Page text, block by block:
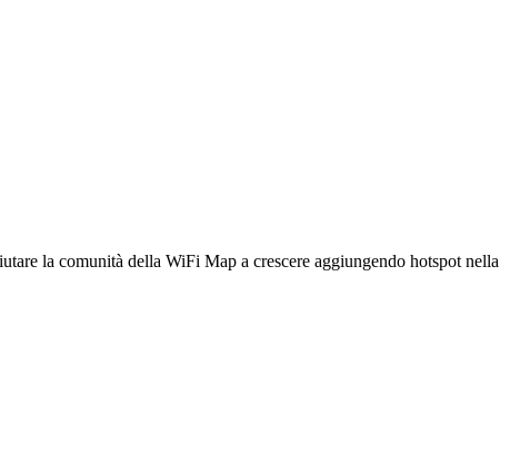
la comunità della WiFi Map a crescere aggiungendo hotspot nella